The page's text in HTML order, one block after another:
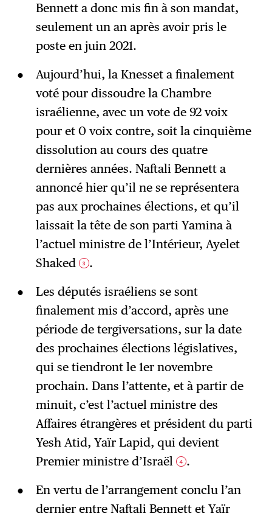
Bennett a donc mis fin à son mandat,
seulement un an après avoir pris le
poste en juin 2021.
Aujourd’hui, la Knesset a finalement
voté pour dissoudre la Chambre
israélienne, avec un vote de 92 voix
pour et 0 voix contre, soit la cinquième
dissolution au cours des quatre
dernières années. Naftali Bennett a
annoncé hier qu’il ne se représentera
pas aux prochaines élections, et qu’il
laissait la tête de son parti Yamina à
l’actuel ministre de l’Intérieur, Ayelet
Shaked
3 .
Les députés israéliens se sont
finalement mis d’accord, après une
période de tergiversations, sur la date
des prochaines élections législatives,
qui se tiendront le 1er novembre
prochain. Dans l’attente, et à partir de
minuit, c’est l’actuel ministre des
Affaires étrangères et président du parti
Yesh Atid, Yaïr Lapid, qui devient
Premier ministre d’Israël
4 .
En vertu de l’arrangement conclu l’an
dernier entre Naftali Bennett et Yaïr